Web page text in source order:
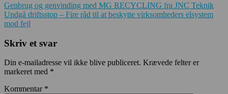
Genbrug og genvinding med MG RECYCLING fra JNC Teknik
Undgå driftsstop – Fire råd til at beskytte virksomheders elsystem
mod fejl
Skriv et svar
Din e-mailadresse vil ikke blive publiceret. Krævede felter er
markeret med *
Kommentar *